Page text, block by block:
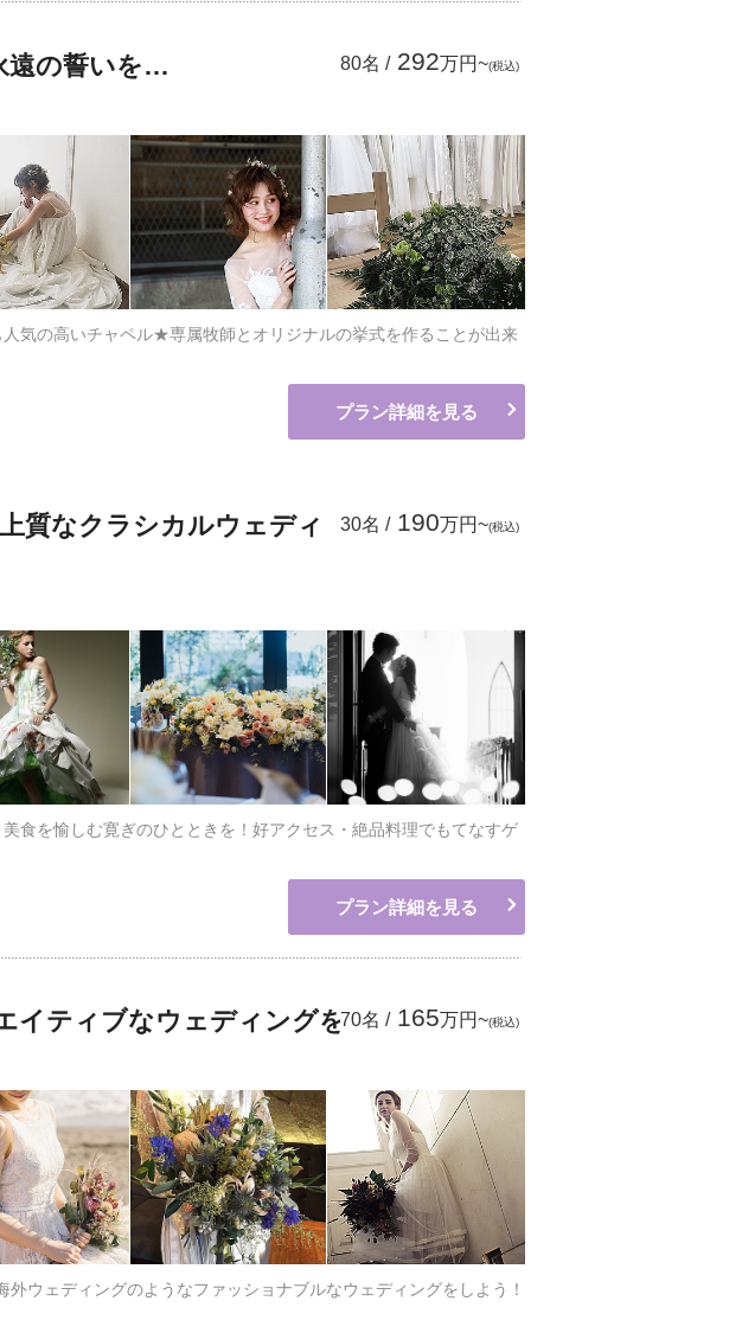
遠の誓いを… 80名 /292万円~(税込)
気の高いチャペル★専属牧師とオリジナルの挙式を作ることが出来
プラン詳細を見る
質なクラシカルウェディ
30名 /190万円~(税込)
食を愉しむ寛ぎのひとときを！好アクセス・絶品料理でもてなすゲ
プラン詳細を見る
イティブなウェディングを70名 /165万円~(税込)
ウェディングのようなファッショナブルなウェディングをしよう！